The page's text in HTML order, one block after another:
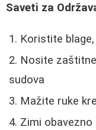
Saveti za
Koristite
Nosite
sudova
Mažite ruke
Zimi